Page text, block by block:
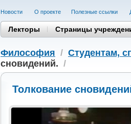
Новости О проекте Полезные cсылки
Лекторы Страницы
Философия / Студентам,
сновидений. /
Толкование